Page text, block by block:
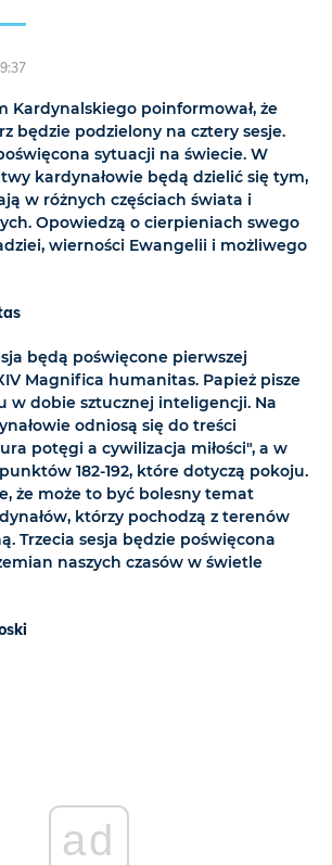
Kardynalskiego poinformował, że
będzie podzielony na cztery sesje.
sytuacji na świecie. W
kardynałowie będą dzielić się tym,
w różnych częściach świata i
Opowiedzą o cierpieniach swego
wierności Ewangelii i możliwego
będą poświęcone pierwszej
Magnifica humanitas. Papież pisze
w dobie sztucznej inteligencji. Na
odniosą się do treści
potęgi a cywilizacja miłości", a w
182-192, które dotyczą pokoju.
że może to być bolesny temat
którzy pochodzą z terenów
Trzecia sesja będzie poświęcona
naszych czasów w świetle
ad